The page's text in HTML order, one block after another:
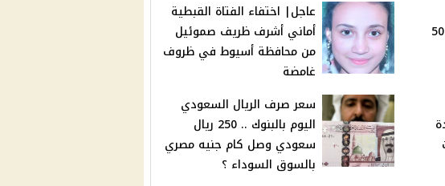
.. 500
عاجل| اختفاء الفتاة القبطية
أماني أشرف ظريف صموئيل
من محافظة أسيوط في ظروف
غامضة
سعر صرف الريال السعودي
اليوم بالبنوك .. 250 ريال
سعودي وصل كام جنيه مصري
بالسوق السوداء ؟